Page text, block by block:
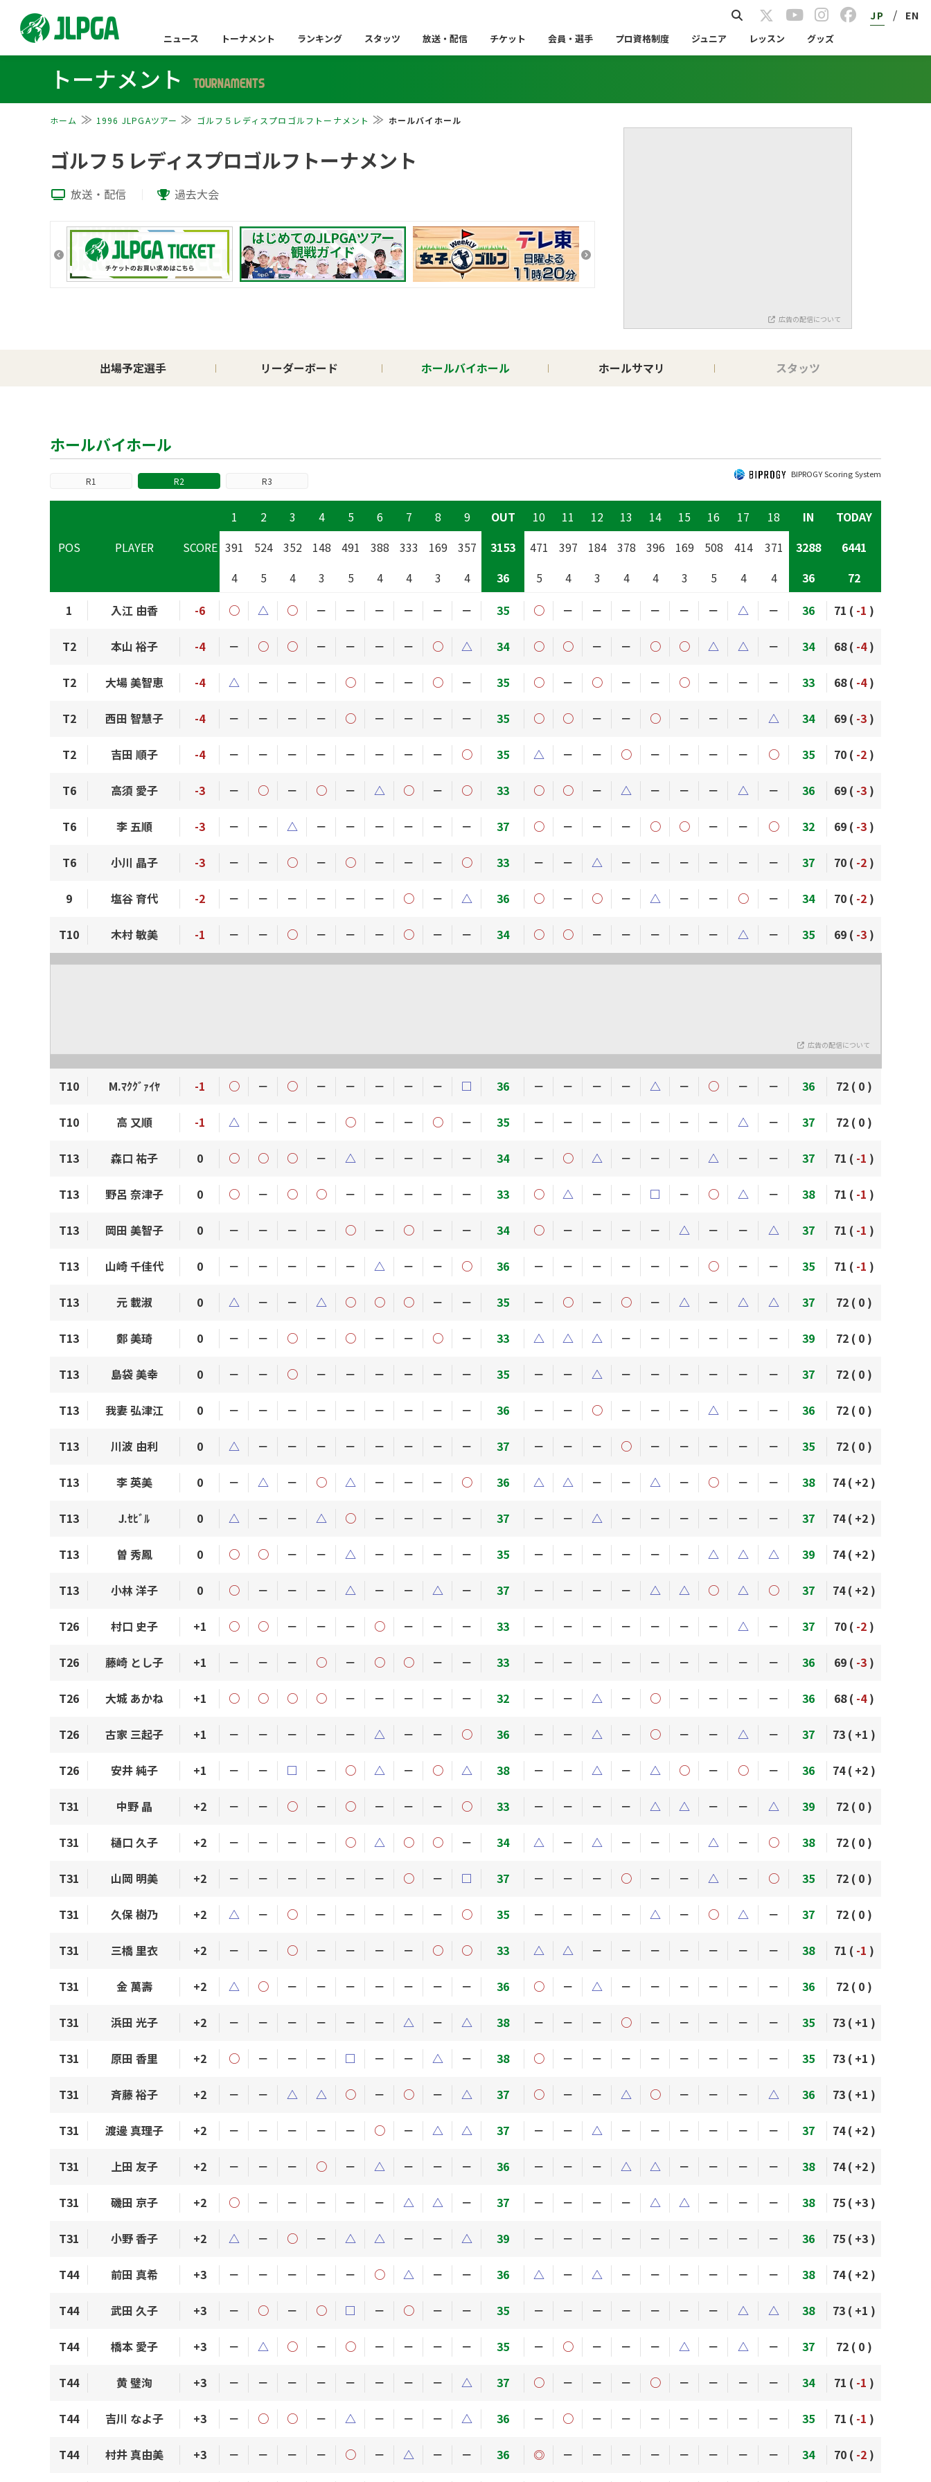
JP / EN
ニュース トーナメント ランキング スタッツ 放送・配信 チケット 会員・選手 プロ資格制度 ジュニア レッスン グッズ
トーナメント TOURNAMENTS
ホーム 1996 JLPGAツアー ゴルフ５レディスプロゴルフトーナメント ホールバイホール
ゴルフ５レディスプロゴルフトーナメント
放送・配信 過去大会
広告の配信について
出場予定選手 リーダーボード ホールバイホール ホールサマリ スタッツ
ホールバイホール
R1 R2 R3
BIPROGY Scoring System
POS PLAYER SCORE
1 2 3 4 5 6 7 8 9 OUT 10 11 12 13 14 15 16 17 18 IN
TODAY
391
524 352 148 491 388 333 169 357 3153 471 397 184 378 396 169 508 414 371 3288
6441
4
5 4 3 5 4 4 3 4 36 5 4 3 4 4 3 5 4 4 36
72
1
入江 由香 -6 ○ △ ○ － － － － － － 35 ○ － － － － － － △ － 36 71 ( -1 )
T2 本山 裕子 -4 － ○ ○ － － － － ○ △ 34 ○ ○ － － ○ ○ △ △ － 34 68 ( -4)
T2 大場 美智恵 -4 △ － － － ○ － － ○ － 35 ○ － ○ － － ○ － － － 33 68 ( -4)
T2 西田 智慧子 -4 － － － － ○ － － － － 35 ○ ○ － － ○ － － － △ 34 69 ( -3 )
T2 吉田 順子 -4 － － － － － － － － ○ 35 △ － － ○ － － － － ○ 35 70 ( -2 )
T6 高須 愛子 -3 － ○ － ○ － △ ○ － ○ 33 ○ ○ － △ － － － △ － 36 69 ( -3 )
T6 李 五順 -3 － － △ － － － － － － 37 ○ － － － ○ ○ － － ○ 32 69 ( -3 )
T6 小川 晶子 -3 － － ○ － ○ － － － ○ 33 － － △ － － － － － － 37 70 ( -2 )
9 塩谷 育代 -2 － － － － － － ○ － △ 36 ○ － ○ － △ － － ○ － 34 70 ( -2 )
T10 木村 敏美 -1 － － ○ － － － ○ － － 34 ○ ○ － － － － － △ － 35 69 ( -3 )
広告の配信について
T10 M.ﾏｸｸﾞｧｲﾔ -1 ○ － ○ － － － － － □ 36 － － － － △ － ○ － － 36 72 ( 0 )
T10 高 又順 -1 △ － － － ○ － － ○ － 35 － － － － － － － △ － 37 72 ( 0 )
T13 森口 祐子 0 ○ ○ ○ － △ － － － － 34 － ○ △ － － － △ － － 37 71 ( -1 )
T13 野呂 奈津子 0 ○ － ○ ○ － － － － － 33 ○ △ － － □ － ○ △ － 38 71 ( -1 )
T13 岡田 美智子 0 － － － － ○ － ○ － － 34 ○ － － － － △ － － △ 37 71 ( -1 )
T13 山崎 千佳代 0 － － － － － △ － － ○ 36 － － － － － － ○ － － 35 71 ( -1 )
T13 元 載淑 0 △ － － △ ○ ○ ○ － － 35 － ○ － ○ － △ － △ △ 37 72 ( 0 )
T13 鄭 美琦 0 － － ○ － ○ － － ○ － 33 △ △ △ － － － － － － 39 72 ( 0 )
T13 島袋 美幸 0 － － ○ － － － － － － 35 － － △ － － － － － － 37 72 ( 0 )
T13 我妻 弘津江 0 － － － － － － － － － 36 － － ○ － － － △ － － 36 72 ( 0 )
T13 川波 由利 0 △ － － － － － － － － 37 － － － ○ － － － － － 35 72 ( 0 )
T13 李 英美 0 － △ － ○ △ － － － ○ 36 △ △ － － △ － ○ － － 38 74 ( +2 )
T13 J.ｾﾋﾞﾙ 0 △ － － △ ○ － － － － 37 － － △ － － － － － － 37 74 ( +2 )
T13 曽 秀鳳 0 ○ ○ － － △ － － － － 35 － － － － － － △ △ △ 39 74 ( +2 )
T13 小林 洋子 0 ○ － － － △ － － △ － 37 － － － － △ △ ○ △ ○ 37 74 ( +2 )
T26 村口 史子 +1 ○ ○ － － － ○ － － － 33 － － － － － － － △ － 37 70 ( -2 )
T26 藤崎 とし子 +1 － － － ○ － ○ ○ － － 33 － － － － － － － － － 36 69 ( -3 )
T26 大城 あかね +1 ○ ○ ○ ○ － － － － － 32 － － △ － ○ － － － － 36 68 ( -4)
T26 古家 三起子 +1 － － － － － △ － － ○ 36 － － △ － ○ － － △ － 37 73 ( +1 )
T26 安井 純子 +1 － － □ － ○ △ － ○ △ 38 － － △ － △ ○ － ○ － 36 74 ( +2 )
T31 中野 晶 +2 － － ○ － ○ － － － ○ 33 － － － － △ △ － － △ 39 72 ( 0 )
T31 樋口 久子 +2 － － － － ○ △ ○ ○ － 34 △ － △ － － － △ － ○ 38 72 ( 0 )
T31 山岡 明美 +2 － － － － － － ○ － □ 37 － － － ○ － － △ － ○ 35 72 ( 0 )
T31 久保 樹乃 +2 △ － ○ － － － － － ○ 35 － － － － △ － ○ △ － 37 72 ( 0 )
T31 三橋 里衣 +2 － － ○ － － － － ○ ○ 33 △ △ － － － － － － － 38 71 ( -1 )
T31 金 萬壽 +2 △ ○ － － － － － － － 36 ○ － △ － － － － － － 36 72 ( 0 )
T31 浜田 光子 +2 － － － － － － △ － △ 38 － － － ○ － － － － － 35 73 ( +1 )
T31 原田 香里 +2 ○ － － － □ － － △ － 38 ○ － － － － － － － － 35 73 ( +1 )
T31 斉藤 裕子 +2 － － △ △ ○ － ○ － △ 37 ○ － － △ ○ － － － △ 36 73 ( +1 )
T31 渡邊 真理子 +2 － － － － － ○ － △ △ 37 － － △ － － － － － － 37 74 ( +2 )
T31 上田 友子 +2 － － － ○ － △ － － － 36 － － － △ △ － － － － 38 74 ( +2 )
T31 磯田 京子 +2 ○ － － － － － △ △ － 37 － － － － △ △ － － － 38 75 ( +3 )
T31 小野 香子 +2 △ － ○ － △ △ － － △ 39 － － － － － － － － － 36 75 ( +3 )
T44 前田 真希 +3 － － － － － ○ △ － － 36 △ － △ － － － － － － 38 74 ( +2 )
T44 武田 久子 +3 － ○ － ○ □ － ○ － － 35 － － － － － － － △ △ 38 73 ( +1 )
T44 橋本 愛子 +3 － △ ○ － ○ － － － － 35 － ○ － － － △ － △ － 37 72 ( 0 )
T44 黄 璧洵 +3 － － － － － － － － △ 37 ○ － － － ○ － － － － 34 71 ( -1 )
T44 吉川 なよ子 +3 － ○ ○ － △ － － － △ 36 － ○ － － － － － － － 35 71 ( -1 )
T44 村井 真由美 +3 － － － － ○ － △ － － 36 ◎ － － － － － － － － 34 70 ( -2 )